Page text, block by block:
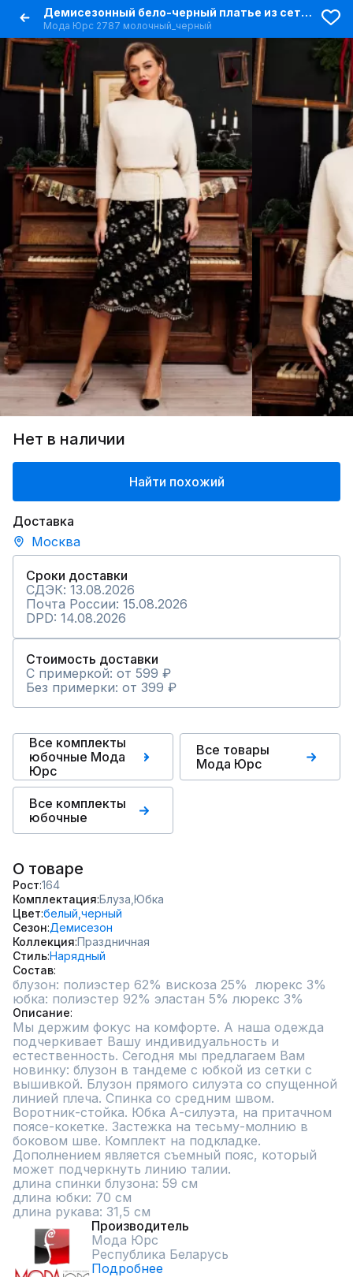
Демисезонный бело-черный платье из сетки с вышивкой и оборками
Мода Юрс 2787 молочный_черный
Нет в наличии
Найти похожий
Доставка
Москва
Сроки доставки
СДЭК: 13.08.2026
Почта России: 15.08.2026
DPD: 14.08.2026
Стоимость доставки
С примеркой: от 599 ₽
Без примерки: от 399 ₽
Все комплекты
юбочные Мода
Юрс
Все товары
Мода Юрс
Все комплекты
юбочные
О товаре
Рост 164
Комплектация Блуза, Юбка
Цвет белый, черный
Сезон Демисезон
Коллекция Праздничная
СтильНарядный
Состав
блузон: полиэстер 62% вискоза 25%  люрекс 3%
юбка: полиэстер 92% эластан 5% люрекс 3%
Описание
Мы держим фокус на комфорте. А наша одежда
подчеркивает Вашу индивидуальность и
естественность. Сегодня мы предлагаем Вам
новинку: блузон в тандеме с юбкой из сетки с
вышивкой. Блузон прямого силуэта со спущенной
линией плеча. Спинка со средним швом.
Воротник-стойка. Юбка А-силуэта, на притачном
поясе-кокетке. Застежка на тесьму-молнию в
боковом шве. Комплект на подкладке.
Дополнением является съемный пояс, который
может подчеркнуть линию талии.
длина спинки блузона: 59 см
длина юбки: 70 см
длина рукава: 31,5 см
Производитель
Мода Юрс
Республика Беларусь
Подробнее